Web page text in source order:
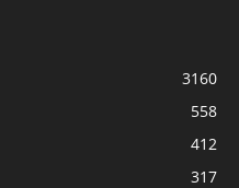
3160
558
412
317